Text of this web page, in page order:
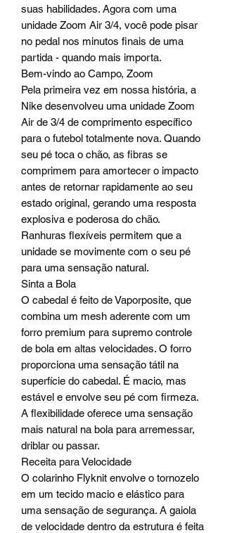
suas habilidades. Agora com uma
unidade Zoom Air 3/4, você pode pisar
no pedal nos minutos finais de uma
partida - quando mais importa.
Bem-vindo ao Campo, Zoom
Pela primeira vez em nossa história, a
Nike desenvolveu uma unidade Zoom
Air de 3/4 de comprimento específico
para o futebol totalmente nova. Quando
seu pé toca o chão, as fibras se
comprimem para amortecer o impacto
antes de retornar rapidamente ao seu
estado original, gerando uma resposta
explosiva e poderosa do chão.
Ranhuras flexíveis permitem que a
unidade se movimente com o seu pé
para uma sensação natural.
Sinta a Bola
O cabedal é feito de Vaporposite, que
combina um mesh aderente com um
forro premium para supremo controle
de bola em altas velocidades. O forro
proporciona uma sensação tátil na
superfície do cabedal. É macio, mas
estável e envolve seu pé com firmeza.
A flexibilidade oferece uma sensação
mais natural na bola para arremessar,
driblar ou passar.
Receita para Velocidade
O colarinho Flyknit envolve o tornozelo
em um tecido macio e elástico para
uma sensação de segurança. A gaiola
de velocidade dentro da estrutura é feita